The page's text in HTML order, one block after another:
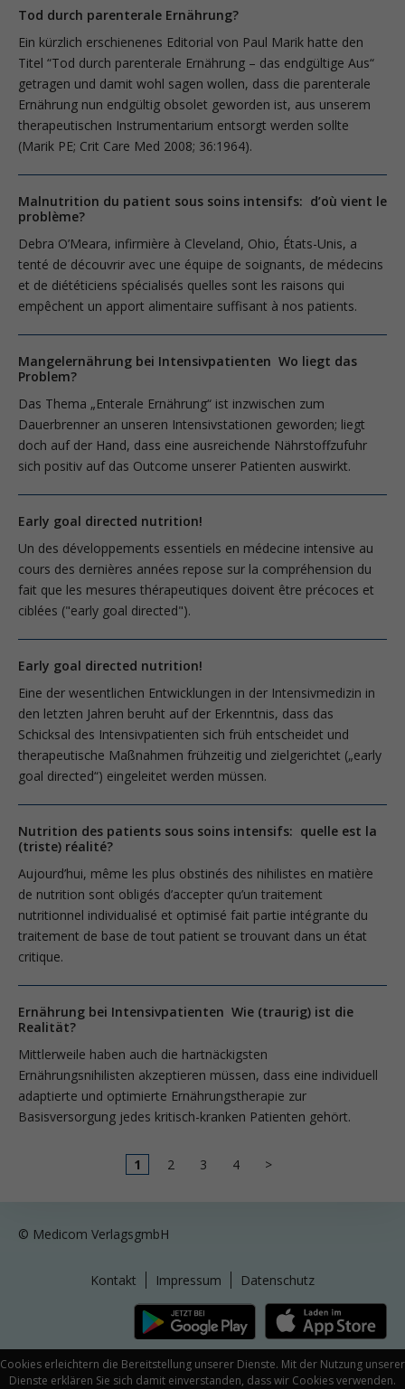
Cookies erleichtern die Bereitstellung unserer Dienste. Mit der Nutzung unserer
Dienste erklären Sie sich damit einverstanden, dass wir Cookies verwenden.
Tod durch parenterale Ernährung?
Ein kürzlich erschienenes Editorial von Paul Marik hatte den
Titel “Tod durch parenterale Ernährung – das endgültige Aus“
getragen und damit wohl sagen wollen, dass die parenterale
Ernährung nun endgültig obsolet geworden ist, aus unserem
therapeutischen Ins­trumentarium entsorgt werden sollte
(Marik PE; Crit Care Med 2008; 36:1964).
Malnutrition du patient sous soins intensifs: d’où vient le
problème?
Debra O’Meara, infirmière à Cleveland, Ohio, États-Unis, a
tenté de découvrir avec une équipe de soignants, de médecins
et de diététiciens spécialisés quelles sont les raisons qui
empêchent un apport alimentaire suffisant à nos patients.
Mangelernährung bei Intensivpatienten Wo liegt das
Problem?
Das Thema „Enterale Ernährung“ ist inzwischen zum
Dauerbrenner an unseren Intensivstationen geworden; liegt
doch auf der Hand, dass eine ausreichende Nährstoffzufuhr
sich positiv auf das Outcome unserer Patienten auswirkt.
Early goal directed nutrition!
Un des développements essentiels en médecine intensive au
cours des dernières années repose sur la compréhension du
fait que les mesures thérapeutiques doivent être précoces et
ciblées ("early goal directed").
Early goal directed nutrition!
Eine der wesentlichen Entwicklungen in der Intensivmedizin in
den letzten Jahren beruht auf der Erkenntnis, dass das
Schicksal des Intensivpatienten sich früh entscheidet und
therapeutische Maßnahmen frühzeitig und zielgerichtet („early
goal directed“) eingeleitet werden müssen.
Nutrition des patients sous soins intensifs: quelle est la
(triste) réalité?
Aujourd’hui, même les plus obstinés des nihilistes en matière
de nutrition sont obligés d’accepter qu’un traitement
nutritionnel individualisé et optimisé fait partie intégrante du
traitement de base de tout patient se trouvant dans un état
critique.
Ernährung bei Intensivpatienten Wie (traurig) ist die
Realität?
Mittlerweile haben auch die hartnä­ckigsten
Ernährungsnihilisten akzeptieren müssen, dass eine individuell
adaptierte und optimierte Ernährungstherapie zur
Basisversorgung jedes kritisch-kranken Patienten gehört.
1 2 3 4 >
© Medicom VerlagsgmbH
Kontakt Impressum Datenschutz